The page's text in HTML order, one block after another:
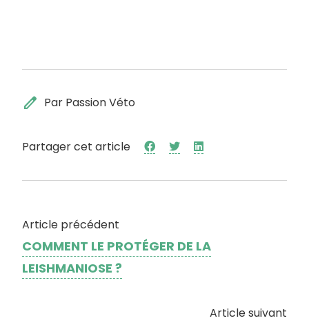
edit Par Passion Véto
Partager cet article
Article précédent
COMMENT LE PROTÉGER DE LA
LEISHMANIOSE ?
Article suivant